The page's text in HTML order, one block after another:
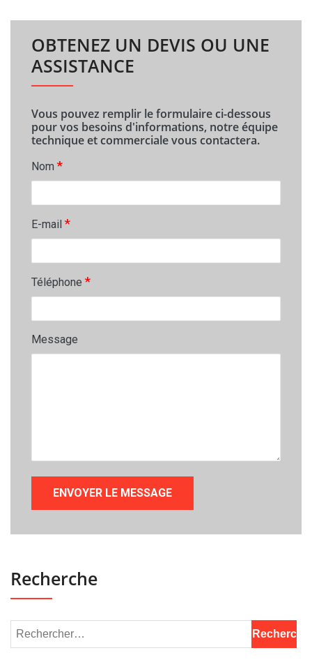
OBTENEZ UN DEVIS OU UNE
ASSISTANCE
Vous pouvez remplir le formulaire ci-dessous
pour vos besoins d'informations, notre équipe
technique et commerciale vous contactera.
Nom *
E-mail *
Téléphone *
Message
Recherche